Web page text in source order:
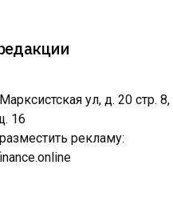
ул, д. 20 стр. 8,
16
рекламу: